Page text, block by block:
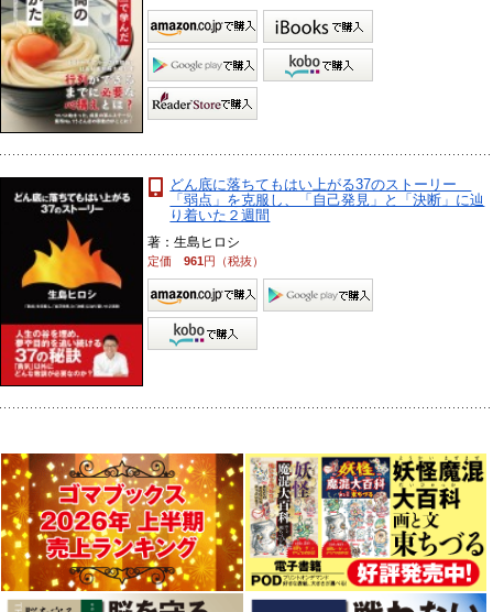
どん底に落ちてもはい上がる37のストーリー
「弱点」を克服し、「自己発見」と「決断」に辿
り着いた２週間
著：生島ヒロシ
定価961円（税抜）